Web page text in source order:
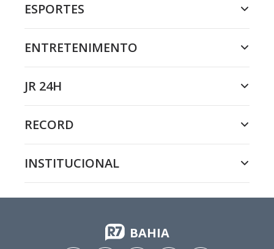
ESPORTES
ENTRETENIMENTO
JR 24H
RECORD
INSTITUCIONAL
BAHIA